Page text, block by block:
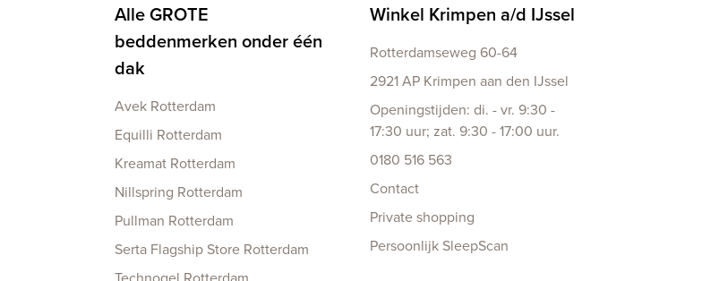
Alle GROTE
beddenmerken onder één
dak
Avek Rotterdam
Equilli Rotterdam
Kreamat Rotterdam
Nillspring Rotterdam
Pullman Rotterdam
Serta Flagship Store Rotterdam
Winkel Krimpen a/d IJssel
Rotterdamseweg 60-64
2921 AP Krimpen aan den IJssel
Openingstijden: di. - vr. 9:30 -
17:30 uur; zat. 9:30 - 17:00 uur.
0180 516 563
Contact
Private shopping
Persoonlijk SleepScan